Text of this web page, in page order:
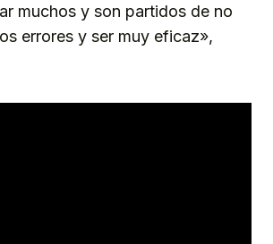
muchos y son partidos de no
errores y ser muy eficaz»,